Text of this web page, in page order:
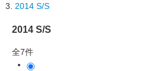
2014 S/S
2014 S/S
全7件